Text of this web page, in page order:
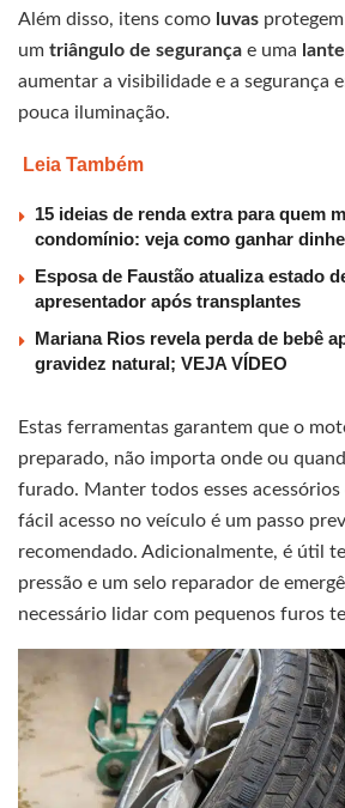
Além disso, itens como luvas
um triângulo de segurança e uma
aumentar a visibilidade e a segurança
pouca iluminação.
Leia Também
15 ideias de renda extra para quem
condomínio: veja como ganhar
Esposa de Faustão atualiza estado
apresentador após transplantes
Mariana Rios revela perda de bebê
gravidez natural; VEJA VÍDEO
Estas ferramentas garantem que o
preparado, não importa onde ou
furado. Manter todos esses acessórios
fácil acesso no veículo é um passo
recomendado. Adicionalmente, é útil
pressão e um selo reparador de
necessário lidar com pequenos furos